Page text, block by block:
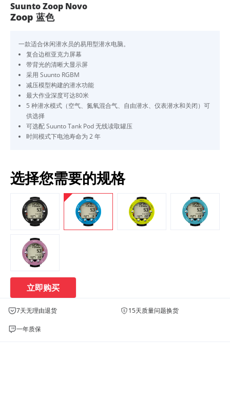
Suunto Zoop Novo
Zoop 蓝色
一款适合休闲潜水员的易用型潜水电脑。
复合边框亚克力屏幕
带背光的清晰大显示屏
采用 Suunto RGBM
减压模型构建的潜水功能
最大作业深度可达80米
5 种潜水模式（空气、氮氧混合气、自由潜水、仪表潜水和关闭）可
供选择
可选配 Suunto Tank Pod 无线读取罐压
时间模式下电池寿命为 2 年
选择您需要的规格
立即购买
7天无理由退货 15天质量问题换货
一年质保